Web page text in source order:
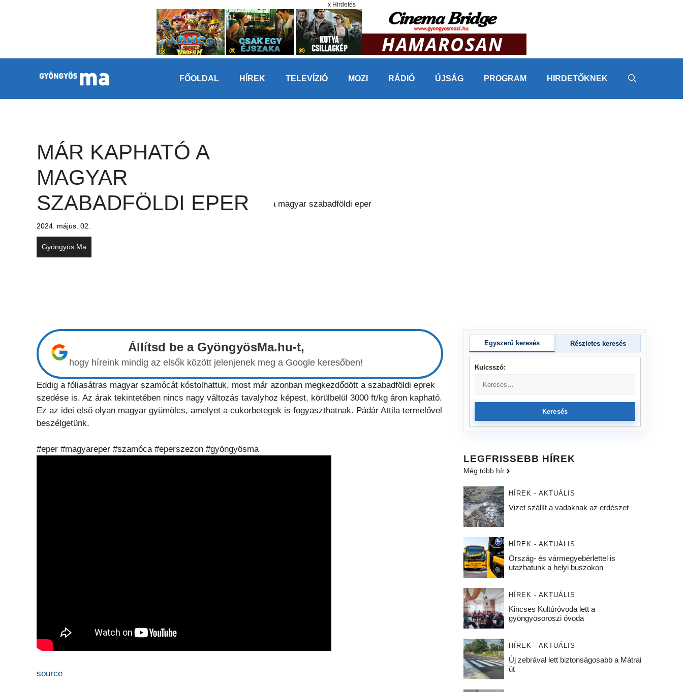
x Hirdetés
FŐOLDAL HÍREK TELEVÍZIÓ MOZI RÁDIÓ ÚJSÁG PROGRAM HIRDETŐKNEK
MÁR KAPHATÓ A
MAGYAR
SZABADFÖLDI EPER
2024. május. 02.
Gyöngyös Ma
Állítsd be a GyöngyösMa.hu-t,
hogy híreink mindig az elsők között jelenjenek meg a Google keresőben!
Eddig a fóliasátras magyar szamócát kóstolhattuk, most már azonban megkezdődött a szabadföldi eprek
szedése is. Az árak tekintetében nincs nagy változás tavalyhoz képest, körülbelül 3000 ft/kg áron kapható.
Ez az idei első olyan magyar gyümölcs, amelyet a cukorbetegek is fogyaszthatnak. Pádár Attila termelővel
beszélgetünk.
#eper #magyareper #szamóca #eperszezon #gyöngyösma
source
Egyszerű keresés Részletes keresés
Kulcsszó:
Keresés
LEGFRISSEBB HÍREK
Még több hír
HÍREK - AKTUÁLIS
Vizet szállít a vadaknak az erdészet
HÍREK - AKTUÁLIS
Ország- és vármegyebérlettel is
utazhatunk a helyi buszokon
HÍREK - AKTUÁLIS
Kincses Kultúróvoda lett a
gyöngyösoroszi óvoda
HÍREK - AKTUÁLIS
Új zebrával lett biztonságosabb a Mátrai
út